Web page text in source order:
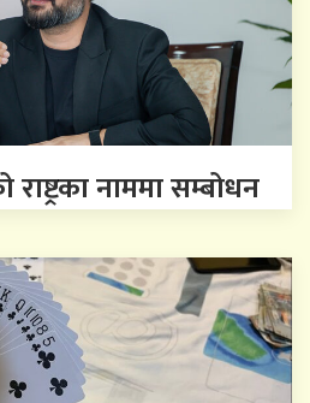
राष्ट्रका नाममा सम्बोधन